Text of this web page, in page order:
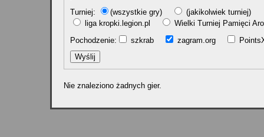
Turniej:
(wszystkie gry)
(jakikolwiek turniej)
liga kropki.legion.pl
Wielki Turniej Pamięci
Pochodzenie:
szkrab zagram.org
Nie znaleziono żadnych gier.